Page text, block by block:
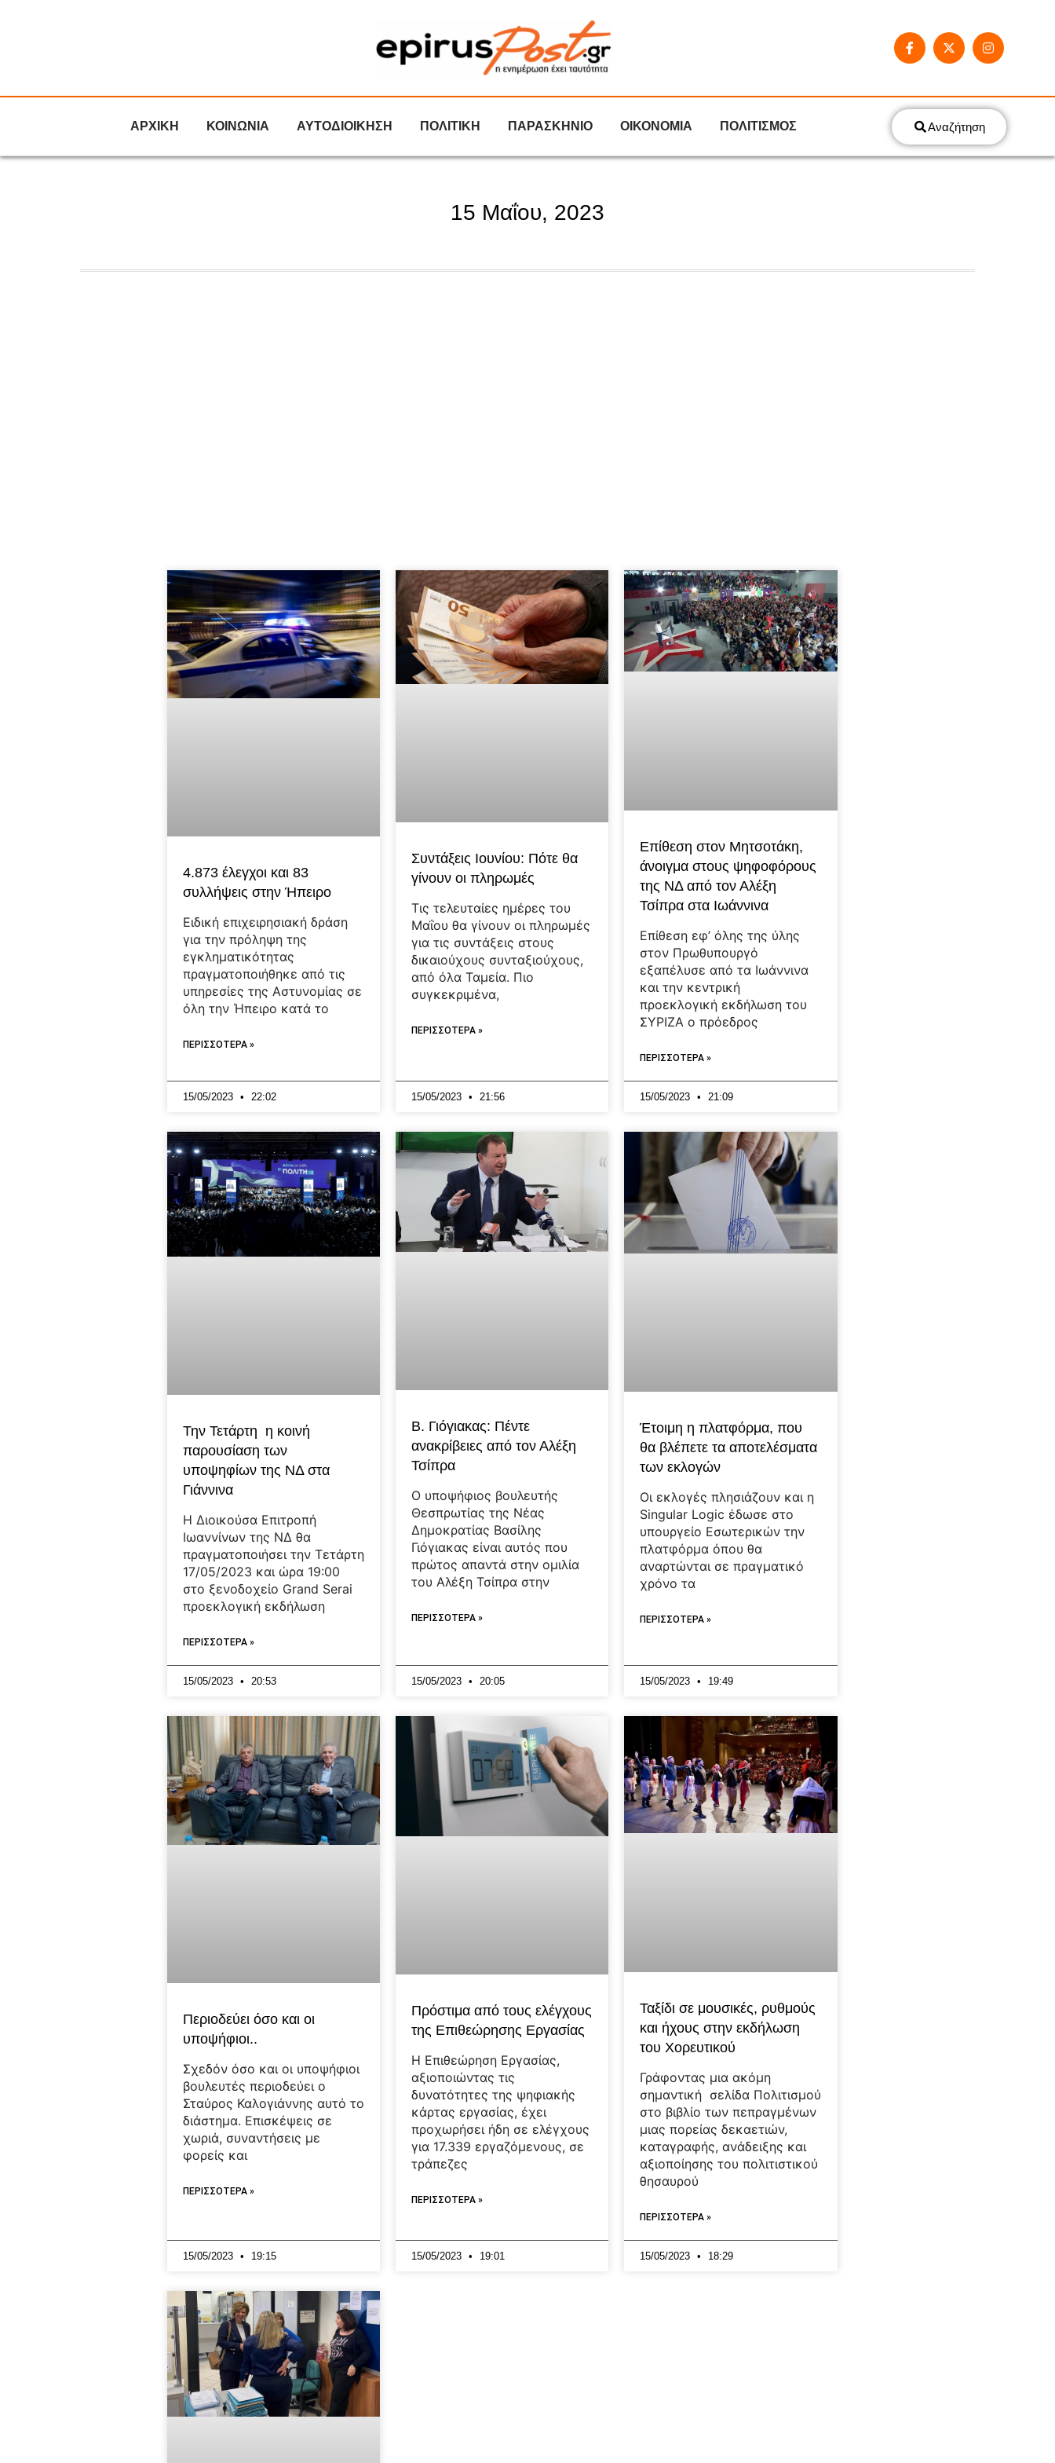
ΑΡΧΙΚΗ ΚΟΙΝΩΝΙΑ ΑΥΤΟΔΙΟΙΚΗΣΗ ΠΟΛΙΤΙΚΗ ΠΑΡΑΣΚΗΝΙΟ ΟΙΚΟΝΟΜΙΑ ΠΟΛΙΤΙΣΜΟΣ Αναζήτηση
15 Μαΐου, 2023
4.873 έλεγχοι και 83
συλλήψεις στην Ήπειρο
Ειδική επιχειρησιακή δράση
για την πρόληψη της
εγκληματικότητας
πραγματοποιήθηκε από τις
υπηρεσίες της Αστυνομίας σε
όλη την Ήπειρο κατά το
ΠΕΡΙΣΣΟΤΕΡΑ »
15/05/2023 22:02
Συντάξεις Ιουνίου: Πότε θα
γίνουν οι πληρωμές
Τις τελευταίες ημέρες του
Μαΐου θα γίνουν οι πληρωμές
για τις συντάξεις στους
δικαιούχους συνταξιούχους,
από όλα Ταμεία. Πιο
συγκεκριμένα,
ΠΕΡΙΣΣΟΤΕΡΑ »
15/05/2023 21:56
Επίθεση στον Μητσοτάκη,
άνοιγμα στους ψηφοφόρους
της ΝΔ από τον Αλέξη
Τσίπρα στα Ιωάννινα
Επίθεση εφ’ όλης της ύλης
στον Πρωθυπουργό
εξαπέλυσε από τα Ιωάννινα
και την κεντρική
προεκλογική εκδήλωση του
ΣΥΡΙΖΑ ο πρόεδρος
ΠΕΡΙΣΣΟΤΕΡΑ »
15/05/2023 21:09
Την Τετάρτη η κοινή
παρουσίαση των
υποψηφίων της ΝΔ στα
Γιάννινα
Η Διοικούσα Επιτροπή
Ιωαννίνων της ΝΔ θα
πραγματοποιήσει την Τετάρτη
17/05/2023 και ώρα 19:00
στο ξενοδοχείο Grand Serai
προεκλογική εκδήλωση
ΠΕΡΙΣΣΟΤΕΡΑ »
15/05/2023 20:53
Β. Γιόγιακας: Πέντε
ανακρίβειες από τον Αλέξη
Τσίπρα
Ο υποψήφιος βουλευτής
Θεσπρωτίας της Νέας
Δημοκρατίας Βασίλης
Γιόγιακας είναι αυτός που
πρώτος απαντά στην ομιλία
του Αλέξη Τσίπρα στην
ΠΕΡΙΣΣΟΤΕΡΑ »
15/05/2023 20:05
Έτοιμη η πλατφόρμα, που
θα βλέπετε τα αποτελέσματα
των εκλογών
Οι εκλογές πλησιάζουν και η
Singular Logic έδωσε στο
υπουργείο Εσωτερικών την
πλατφόρμα όπου θα
αναρτώνται σε πραγματικό
χρόνο τα
ΠΕΡΙΣΣΟΤΕΡΑ »
15/05/2023 19:49
Περιοδεύει όσο και οι
υποψήφιοι..
Σχεδόν όσο και οι υποψήφιοι
βουλευτές περιοδεύει ο
Σταύρος Καλογιάννης αυτό το
διάστημα. Επισκέψεις σε
χωριά, συναντήσεις με
φορείς και
ΠΕΡΙΣΣΟΤΕΡΑ »
15/05/2023 19:15
Πρόστιμα από τους ελέγχους
της Επιθεώρησης Εργασίας
Η Επιθεώρηση Εργασίας,
αξιοποιώντας τις
δυνατότητες της ψηφιακής
κάρτας εργασίας, έχει
προχωρήσει ήδη σε ελέγχους
για 17.339 εργαζόμενους, σε
τράπεζες
ΠΕΡΙΣΣΟΤΕΡΑ »
15/05/2023 19:01
Ταξίδι σε μουσικές, ρυθμούς
και ήχους στην εκδήλωση
του Χορευτικού
Γράφοντας μια ακόμη
σημαντική σελίδα Πολιτισμού
στο βιβλίο των πεπραγμένων
μιας πορείας δεκαετιών,
καταγραφής, ανάδειξης και
αξιοποίησης του πολιτιστικού
θησαυρού
ΠΕΡΙΣΣΟΤΕΡΑ »
15/05/2023 18:29